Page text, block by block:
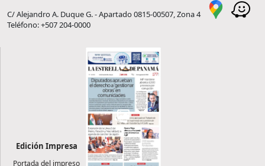
C/ Alejandro A. Duque G. - Apartado 0815-00507, Zona 4
Teléfono: +507 204-0000
Edición Impresa
Portada del impreso